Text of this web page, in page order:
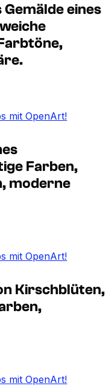
eines
mit OpenArt!
Farben,
moderne
mit OpenArt!
Kirschblüten,
mit OpenArt!